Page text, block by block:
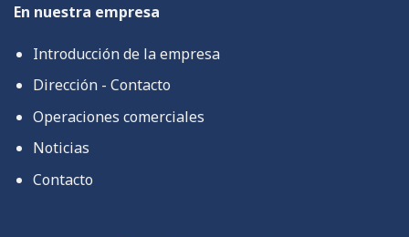
En nuestra empresa
Introducción de la empresa
Dirección - Contacto
Operaciones comerciales
Noticias
Contacto